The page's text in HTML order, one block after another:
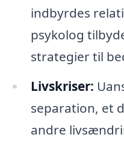
indbyrdes
psykolog
strategier til
Livskriser:
separation, et
andre